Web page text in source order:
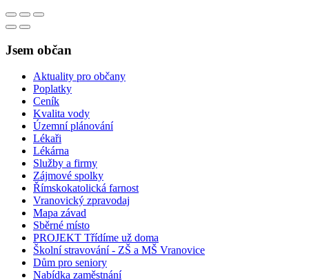
Jsem občan
Aktuality pro občany
Poplatky
Ceník
Kvalita vody
Územní plánování
Lékaři
Lékárna
Služby a firmy
Zájmové spolky
Římskokatolická farnost
Vranovický zpravodaj
Mapa závad
Sběrné místo
PROJEKT Třídíme už doma
Školní stravování - ZŠ a MŠ Vranovice
Dům pro seniory
Nabídka zaměstnání